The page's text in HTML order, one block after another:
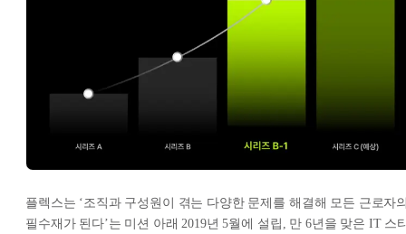
플렉스는 ‘조직과 구성원이 겪는 다양한 문제를 해결해 모든 근로자
필수재가 된다’는 미션 아래 2019년 5월에 설립, 만 6년을 맞은 IT 스